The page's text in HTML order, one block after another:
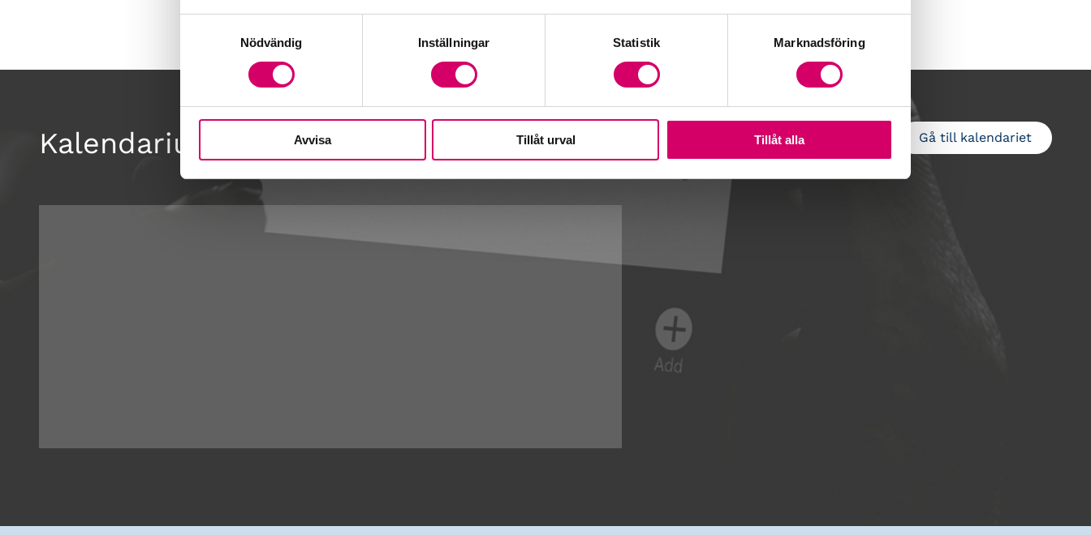
Nödvändig
Inställningar Statistik Marknadsföring
Avvisa Tillåt urval Tillåt alla
Kalendarium Gå till kalendariet
Lägg till i kalender